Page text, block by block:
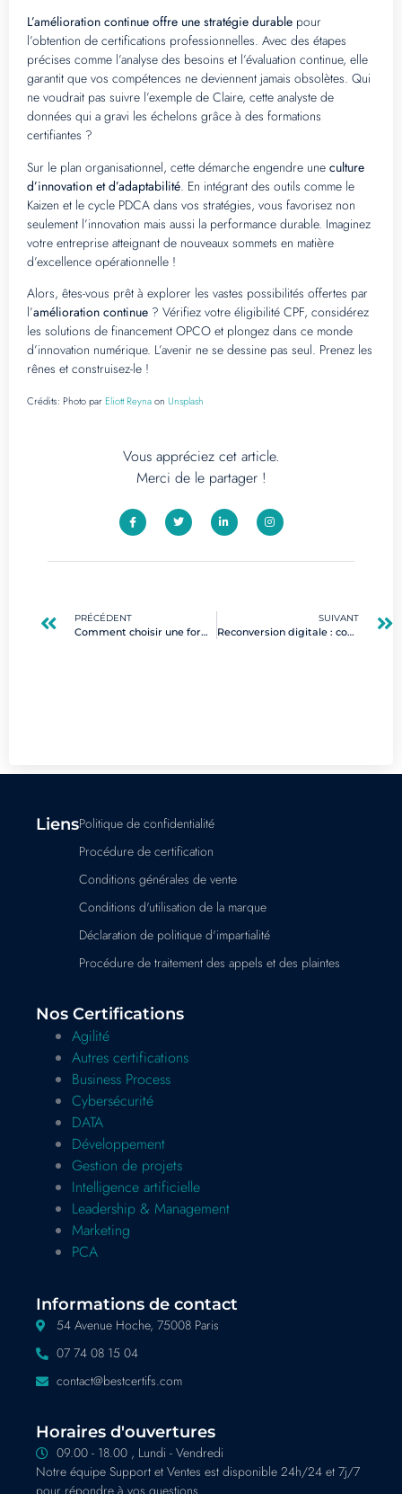
L’amélioration continue offre une stratégie durable pour
l’obtention de certifications professionnelles. Avec des étapes
précises comme l’analyse des besoins et l’évaluation continue, elle
garantit que vos compétences ne deviennent jamais obsolètes. Qui
ne voudrait pas suivre l’exemple de Claire, cette analyste de
données qui a gravi les échelons grâce à des formations
certifiantes ?
Sur le plan organisationnel, cette démarche engendre une culture
d’innovation et d’adaptabilité. En intégrant des outils comme le
Kaizen et le cycle PDCA dans vos stratégies, vous favorisez non
seulement l’innovation mais aussi la performance durable. Imaginez
votre entreprise atteignant de nouveaux sommets en matière
d’excellence opérationnelle !
Alors, êtes-vous prêt à explorer les vastes possibilités offertes par
l’amélioration continue ? Vérifiez votre éligibilité CPF, considérez
les solutions de financement OPCO et plongez dans ce monde
d’innovation numérique. L’avenir ne se dessine pas seul. Prenez les
rênes et construisez-le !
Crédits: Photo par Eliott Reynaon Unsplash
Vous appréciez cet article.
Merci de le partager !
PRÉCÉDENT
Comment choisir une formation flexible pour booster vos compétences digitales ?
SUIVANT
Reconversion digitale : comment choisir le métier qui vous correspond ?
LiensPolitique de confidentialité
Procédure de certification
Conditions générales de vente
Conditions d'utilisation de la marque
Déclaration de politique d'impartialité
Procédure de traitement des appels et des plaintes
Nos Certifications
Agilité
Autres certifications
Business Process
Cybersécurité
DATA
Développement
Gestion de projets
Intelligence artificielle
Leadership & Management
Marketing
PCA
Informations de contact
54 Avenue Hoche, 75008 Paris
07 74 08 15 04
contact@bestcertifs.com
Horaires d'ouvertures
09.00 - 18.00 , Lundi - Vendredi
Notre équipe Support et Ventes est disponible 24h/24 et 7j/7